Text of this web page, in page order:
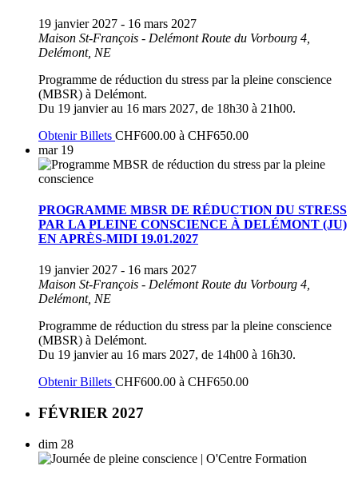
19 janvier 2027 - 16 mars 2027
Maison St-François - Delémont Route du Vorbourg 4,
Delémont, NE
Programme de réduction du stress par la pleine conscience
(MBSR) à Delémont.
Du 19 janvier au 16 mars 2027, de 18h30 à 21h00.
Obtenir Billets CHF600.00 à CHF650.00
mar 19
PROGRAMME MBSR DE RÉDUCTION DU STRESS
PAR LA PLEINE CONSCIENCE À DELÉMONT (JU)
EN APRÈS-MIDI 19.01.2027
19 janvier 2027 - 16 mars 2027
Maison St-François - Delémont Route du Vorbourg 4,
Delémont, NE
Programme de réduction du stress par la pleine conscience
(MBSR) à Delémont.
Du 19 janvier au 16 mars 2027, de 14h00 à 16h30.
Obtenir Billets CHF600.00 à CHF650.00
FÉVRIER 2027
dim 28